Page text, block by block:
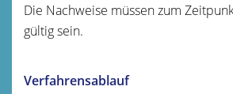
Die Nachweise müssen zum
gültig sein.
Verfahrensablauf